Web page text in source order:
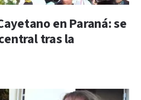
en Paraná: se
tras la